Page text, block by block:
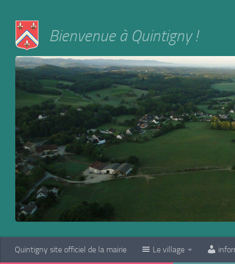
Bienvenue à Quintigny !
Quintigny site officiel de la mairie Le village